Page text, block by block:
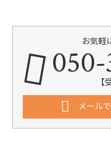
お気軽
050-【
メール